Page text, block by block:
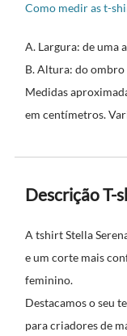
Como medir as t-
A. Largura: de uma
B. Altura: do ombro
Medidas
em centímetros.
Descrição T-
A tshirt Stella
e um corte mais
feminino.
Destacamos o seu
para criadores de